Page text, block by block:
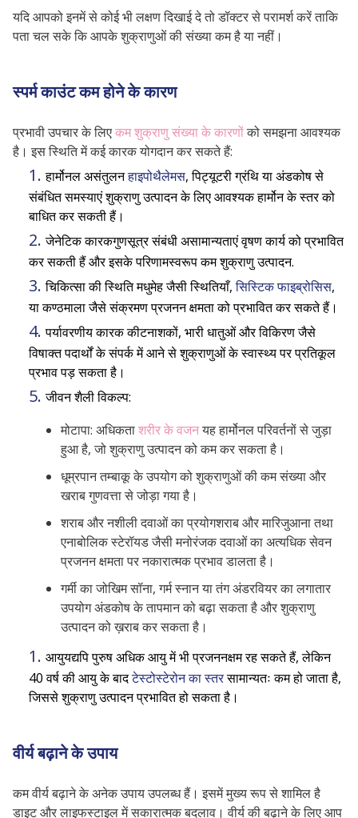
यदि आपको इनमें से कोई भी लक्षण दिखाई दे तो डॉक्टर से परामर्श करें ताकि
पता चल सके कि आपके शुक्राणुओं की संख्या कम है या नहीं।
स्पर्म काउंट कम होने के कारण
प्रभावी उपचार के लिएकम शुक्राणु संख्या के कारणोंको समझना आवश्यक
है। इस स्थिति में कई कारक योगदान कर सकते हैं:
हार्मोनल असंतुलनहाइपोथैलेमस, पिट्यूटरी ग्रंथि या अंडकोष से
संबंधित समस्याएं शुक्राणु उत्पादन के लिए आवश्यक हार्मोन के स्तर को
बाधित कर सकती हैं।
जेनेटिक कारकगुणसूत्र संबंधी असामान्यताएं वृषण कार्य को प्रभावित
कर सकती हैं और इसके परिणामस्वरूप कम शुक्राणु उत्पादन.
चिकित्सा की स्थिति मधुमेह जैसी स्थितियाँ,सिस्टिक फाइब्रोसिस,
या कण्ठमाला जैसे संक्रमण प्रजनन क्षमता को प्रभावित कर सकते हैं।
पर्यावरणीय कारक कीटनाशकों, भारी धातुओं और विकिरण जैसे
विषाक्त पदार्थों के संपर्क में आने से शुक्राणुओं के स्वास्थ्य पर प्रतिकूल
प्रभाव पड़ सकता है।
जीवन शैली विकल्प:
मोटापा: अधिकताशरीर के वजनयह हार्मोनल परिवर्तनों से जुड़ा
हुआ है, जो शुक्राणु उत्पादन को कम कर सकता है।
धूम्रपान तम्बाकू के उपयोग को शुक्राणुओं की कम संख्या और
खराब गुणवत्ता से जोड़ा गया है।
शराब और नशीली दवाओं का प्रयोगशराब और मारिजुआना तथा
एनाबोलिक स्टेरॉयड जैसी मनोरंजक दवाओं का अत्यधिक सेवन
प्रजनन क्षमता पर नकारात्मक प्रभाव डालता है।
गर्मी का जोखिम सॉना, गर्म स्नान या तंग अंडरवियर का लगातार
उपयोग अंडकोष के तापमान को बढ़ा सकता है और शुक्राणु
उत्पादन को ख़राब कर सकता है।
आयुयद्यपि पुरुष अधिक आयु में भी प्रजननक्षम रह सकते हैं, लेकिन
40 वर्ष की आयु के बादटेस्टोस्टेरोन का स्तरसामान्यतः कम हो जाता है,
जिससे शुक्राणु उत्पादन प्रभावित हो सकता है।
वीर्य बढ़ाने के उपाय
कमवीर्यबढ़ानेके अनेक उपाय उपलब्ध हैं। इसमें मुख्य रूप से शामिल है
डाइट और लाइफस्टाइल में सकारात्मक बदलाव। वीर्य की बढ़ाने के लिए आप